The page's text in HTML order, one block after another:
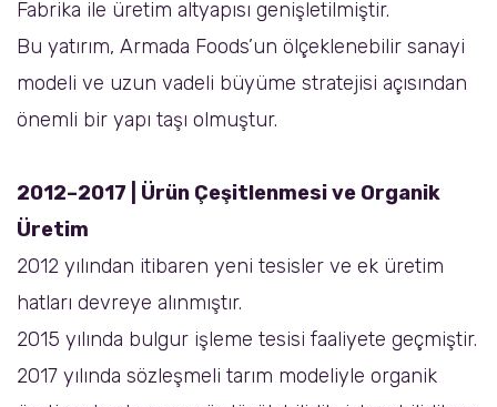
Fabrika ile üretim altyapısı genişletilmiştir.
Bu yatırım, Armada Foods’un ölçeklenebilir sanayi
modeli ve uzun vadeli büyüme stratejisi açısından
önemli bir yapı taşı olmuştur.
2012–2017 | Ürün Çeşitlenmesi ve Organik
Üretim
2012 yılından itibaren yeni tesisler ve ek üretim
hatları devreye alınmıştır.
2015 yılında bulgur işleme tesisi faaliyete geçmiştir.
2017 yılında sözleşmeli tarım modeliyle organik